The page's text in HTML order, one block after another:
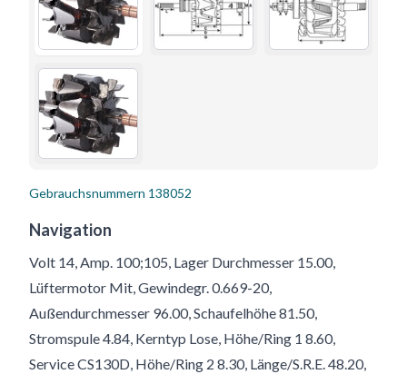
Gebrauchsnummern 138052
Navigation
Volt 14, Amp. 100;105, Lager Durchmesser 15.00,
Lüftermotor Mit, Gewindegr. 0.669-20,
Außendurchmesser 96.00, Schaufelhöhe 81.50,
Stromspule 4.84, Kerntyp Lose, Höhe/Ring 1 8.60,
Service CS130D, Höhe/Ring 2 8.30, Länge/S.R.E. 48.20,